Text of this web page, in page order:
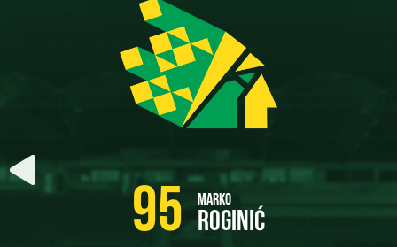
95 Marko
Roginić